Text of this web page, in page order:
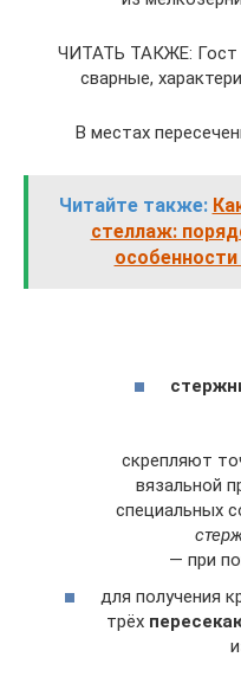
ЧИТАТЬ ТАКЖЕ: Гост
сварные,
В местах
Читайте также:
стеллаж:
скрепляют
вязальной
специальных
— при
для получения
трёх